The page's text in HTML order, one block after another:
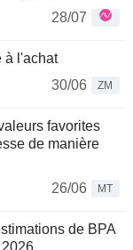
28/07
à l'achat
30/06
ZM
favorites
de manière
26/06
MT
de BPA